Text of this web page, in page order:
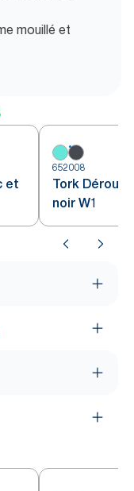
mouillé et
et
652008
Tork
noir W1